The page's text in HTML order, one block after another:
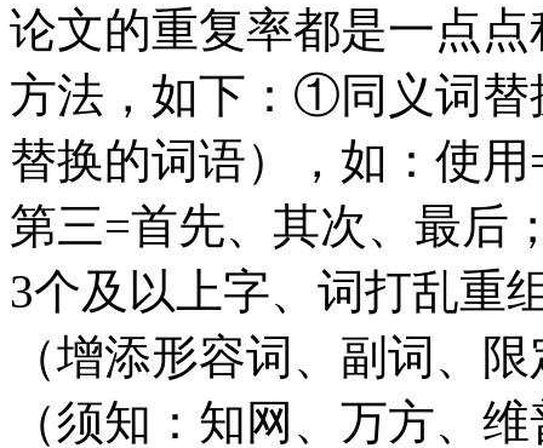
论文的重复率都是一点
方法，如下：①同义词替
替换的词语），如：使
第三=首先、其次、最后
3个及以上字、词打乱重
（增添形容词、副词、
（须知：知网、万方、